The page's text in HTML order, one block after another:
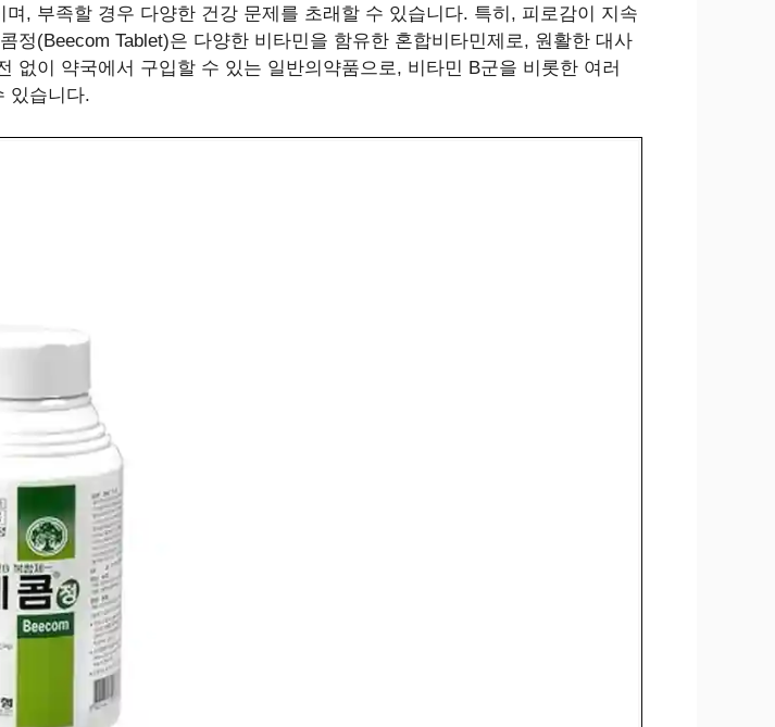
, 부족할 경우 다양한 건강 문제를 초래할 수 있습니다. 특히, 피로감이 지속
(Beecom Tablet)은 다양한 비타민을 함유한 혼합비타민제로, 원활한 대사
이 약국에서 구입할 수 있는 일반의약품으로, 비타민 B군을 비롯한 여러
있습니다.